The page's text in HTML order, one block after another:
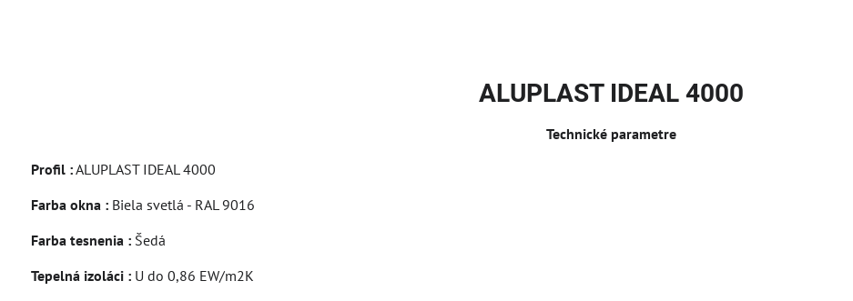
ALUPLAST IDEAL 4000
Technické parametre
Profil :ALUPLAST IDEAL 4000
Farba okna :Biela svetlá - RAL 9016
Farba tesnenia :Šedá
Tepelná izoláci :U do 0,86 EW/m2K